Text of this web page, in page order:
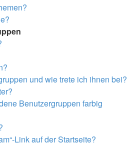
und wie trete ich ihnen bei?
Benutzergruppen farbig
Link auf der Startseite?